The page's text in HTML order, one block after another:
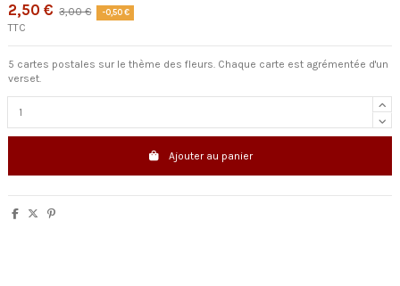
2,50 € 3,00 € -0,50 €
TTC
5 cartes postales sur le thème des fleurs. Chaque carte est agrémentée d'un
verset.
Ajouter au panier